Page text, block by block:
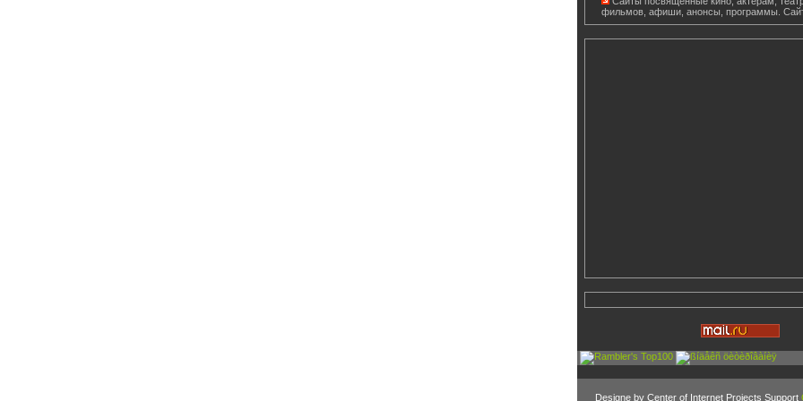
фильмов, афиши, анонсы, программы.
Designe by Center of Internet Projects Support